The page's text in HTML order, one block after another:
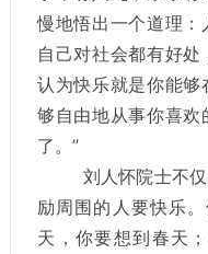
慢地悟出一个道理
自己对社会都有好
认为快乐就是你能
够自由地从事你喜欢
了。”
刘人怀院士不仅
励周围的人要快乐
天，你要想到春天